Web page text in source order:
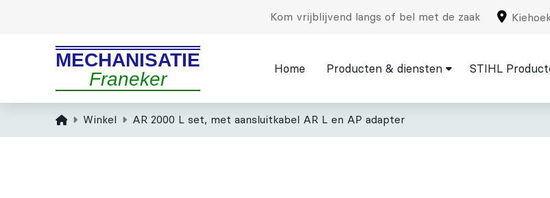
Kom vrijblijvend langs of bel met de zaak
MECHANISATIE
Franeker
Home Producten & diensten STIHL
HomeWinkel AR 2000 L set, met aansluitkabel AR L en AP adapter